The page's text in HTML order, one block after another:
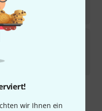
wir Ihnen ein
4/4 B-Stock
MwSt.